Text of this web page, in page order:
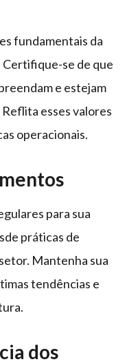
fundamentais da
Certifique-se de que
e estejam
esses valores
operacionais.
para sua
práticas de
Mantenha sua
tendências e
dos